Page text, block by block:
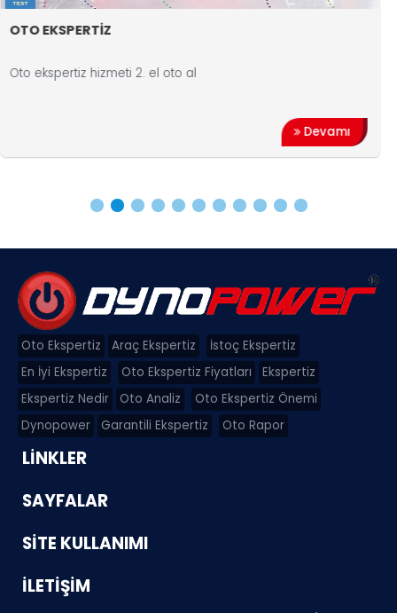
hizmeti 2. el oto al
Devamı
Oto Ekspertiz Araç Ekspertiz
İstoç Ekspertiz
En İyi Ekspertiz
Oto Ekspertiz Fiyatları
Ekspertiz
Ekspertiz Nedir
Oto Analiz
Oto Ekspertiz Önemi
Dynopower
Garantili Ekspertiz Oto Rapor
LİNKLER
SAYFALAR
SİTE KULLANIMI
İLETİŞİM